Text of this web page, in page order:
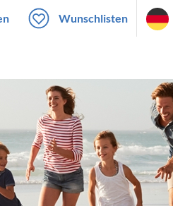
Wunschlisten